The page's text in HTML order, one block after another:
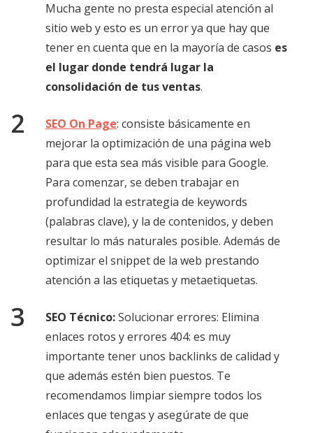
Mucha gente no presta especial atención al
sitio web y esto es un error ya que hay que
tener en cuenta que en la mayoría de casos es
el lugar donde tendrá lugar la
consolidación de tus ventas.
SEO On Page: consiste básicamente en
mejorar la optimización de una página web
para que esta sea más visible para Google.
Para comenzar, se deben trabajar en
profundidad la estrategia de keywords
(palabras clave), y la de contenidos, y deben
resultar lo más naturales posible. Además de
optimizar el snippet de la web prestando
atención a las etiquetas y metaetiquetas.
SEO Técnico:Solucionar errores: Elimina
enlaces rotos y errores 404: es muy
importante tener unos backlinks de calidad y
que además estén bien puestos. Te
recomendamos limpiar siempre todos los
enlaces que tengas y asegúrate de que